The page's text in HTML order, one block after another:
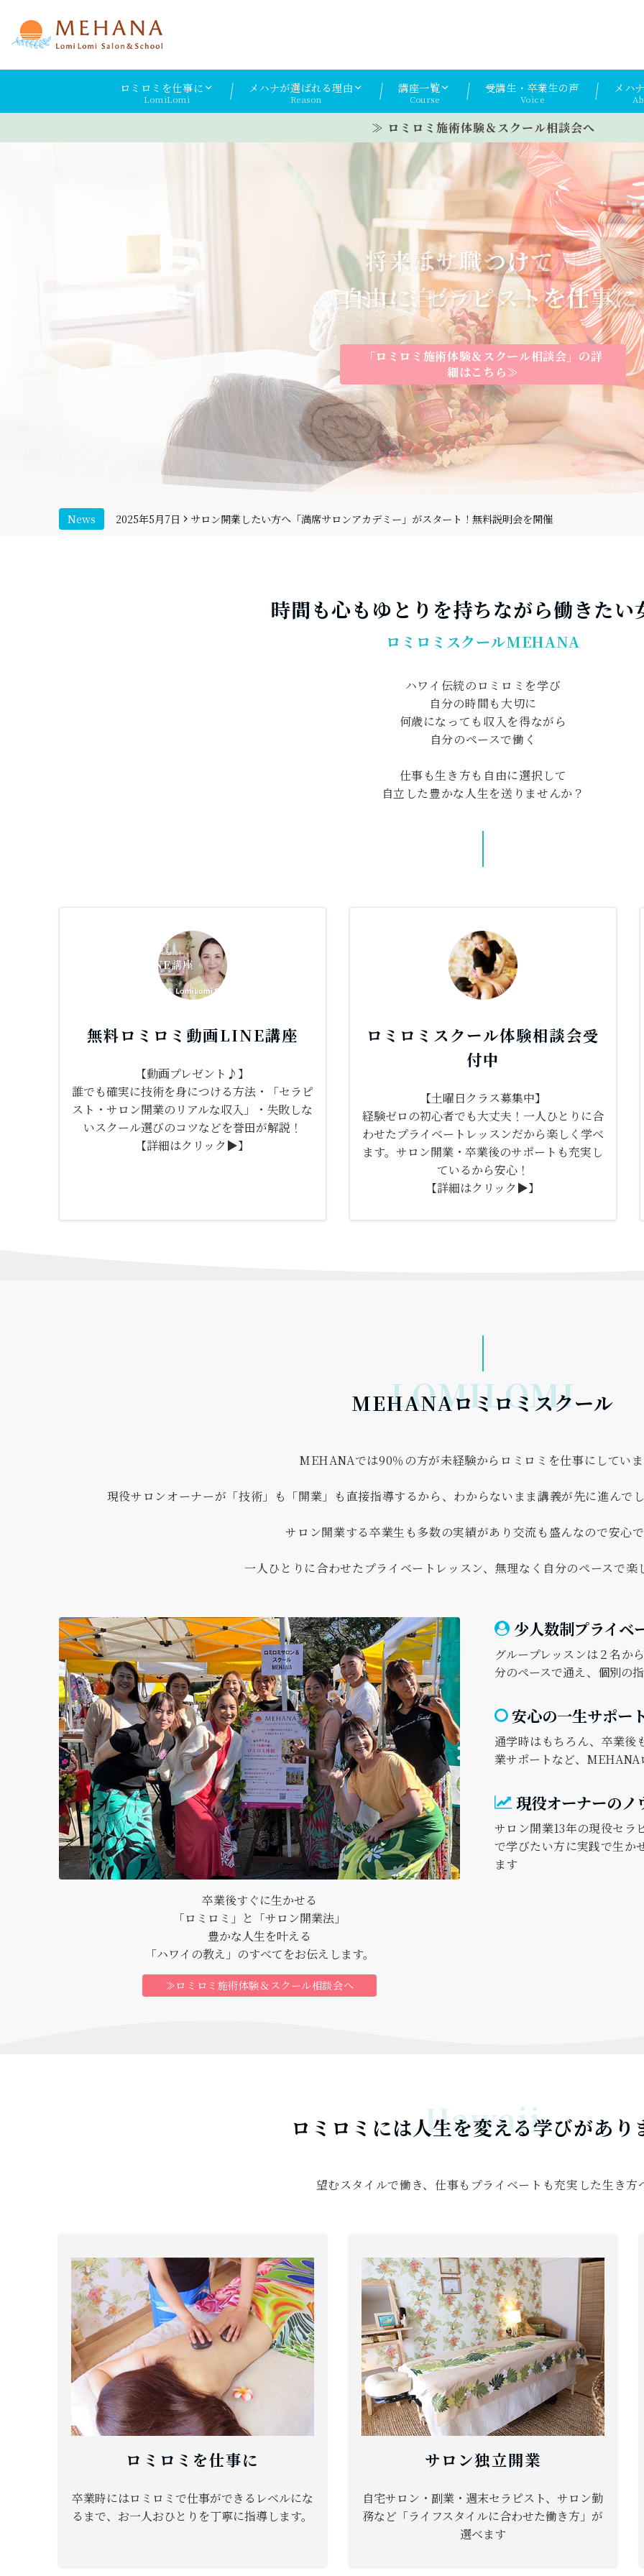
ロミロミを仕事に
LomiLomi
メハナが選ばれる理由
Reason
講座一覧
Course
受講生・卒業生の声
Voice
メハ
≫ ロミロミ施術体験＆スクール相談会へ
ハワイ伝統のロミロミを学び
豊かな人生を
「ロミロミ施術体験＆スクール相談会」の詳
細はこちら≫
手に職つけて
ロミロミセラピストを仕事に
「ロミロミ施術体験＆スクール相談会」の詳
細はこちら≫
将来はサロン独立開業
自由に自分のペースで働く
「ロミロミ施術体験＆スクール相談会」の詳
細はこちら≫
News 2025年5月7日 サロン開業したい方へ「満席サロンアカデミー」がスタート！無料説明会を開催
時間も心もゆとりを持ちながら働きたい
ハワイ伝統のロミロミを学び
自分の時間も大切に
何歳になっても収入を得ながら
自分のペースで働く
仕事も生き方も自由に選択して
自立した豊かな人生を送りませんか？
無料ロミロミ動画LINE講座
【動画プレゼント♪】
誰でも確実に技術を身につける方法・「セラピ
スト・サロン開業のリアルな収入」・失敗しな
いスクール選びのコツなどを誉田が解説！
【詳細はクリック▶】
ロミロミスクール体験相談会受
付中
【土曜日クラス募集中】
経験ゼロの初心者でも大丈夫！一人ひとりに合
わせたプライベートレッスンだから楽しく学べ
ます。サロン開業・卒業後のサポートも充実し
ているから安心！
【詳細はクリック▶】
MEHANAロミロミスクール
MEHANAでは90％の方が未経験からロミロミを仕事にしてい
現役サロンオーナーが「技術」も「開業」も直接指導するから、わからないまま講義が先に進んで
サロン開業する卒業生も多数の実績があり交流も盛んなので安心
一人ひとりに合わせたプライベートレッスン、無理なく自分のペースで楽
卒業後すぐに生かせる
「ロミロミ」と「サロン開業法」
豊かな人生を叶える
「ハワイの教え」のすべてをお伝えします。
≫ロミロミ施術体験＆スクール相談会へ
少人数制プライベ
グループレッスンは２名か
分のペースで通え、個別の
安心の一生サポー
通学時はもちろん、卒業後
業サポートなど、MEHANA
現役オーナーのノ
サロン開業13年の現役セラ
で学びたい方に実践で生か
ます
ロミロミには人生を変える学びがあり
望むスタイルで働き、仕事もプライベートも充実した生き方
ロミロミを仕事に
卒業時にはロミロミで仕事ができるレベルにな
るまで、お一人おひとりを丁寧に指導します。
サロン独立開業
自宅サロン・副業・週末セラピスト、サロン勤
務など「ライフスタイルに合わせた働き方」が
選べます